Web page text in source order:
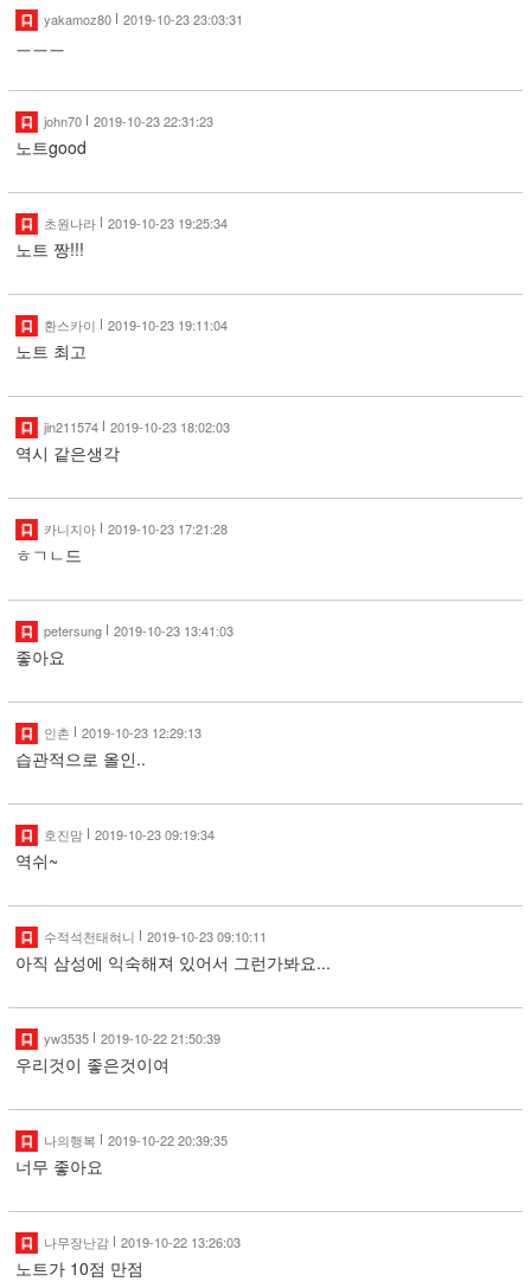
yakamoz80 2019-10-23 23:03:31
ㅡㅡㅡ
john70 2019-10-23 22:31:23
노트good
초원나라 2019-10-23 19:25:34
노트 짱!!!
환스카이 2019-10-23 19:11:04
노트 최고
jin211574 2019-10-23 18:02:03
역시 같은생각
카니지아 2019-10-23 17:21:28
ㅎㄱㄴ드
petersung 2019-10-23 13:41:03
좋아요
인촌 2019-10-23 12:29:13
습관적으로 올인..
호진맘 2019-10-23 09:19:34
역쉬~
수적석천태혀니 2019-10-23 09:10:11
아직 삼성에 익숙해져 있어서 그런가봐요...
yw3535 2019-10-22 21:50:39
우리것이 좋은것이여
나의행복 2019-10-22 20:39:35
너무 좋아요
나무장난감 2019-10-22 13:26:03
노트가 10점 만점